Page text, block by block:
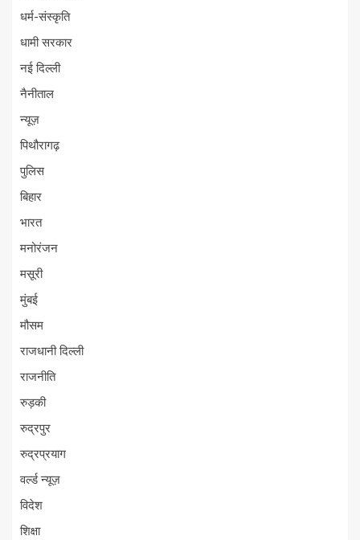
धर्म-संस्कृति
धामी सरकार
नई दिल्ली
नैनीताल
न्यूज़
पिथौरागढ़
पुलिस
बिहार
भारत
मनोरंजन
मसूरी
मुंबई
मौसम
राजधानी दिल्ली
राजनीति
रुड़की
रुद्रपुर
रुद्रप्रयाग
वर्ल्ड न्यूज़
विदेश
शिक्षा